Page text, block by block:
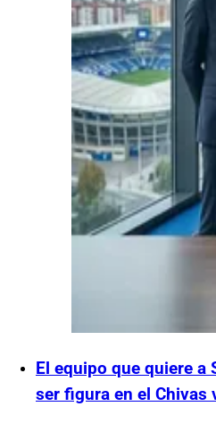
El equipo que quiere a
ser figura en el Chivas